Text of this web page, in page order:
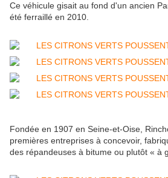
Ce véhicule gisait au fond d'un ancien
été ferraillé en 2010.
Fondée en 1907 en Seine-et-Oise,
premières entreprises à concevoir,
des répandeuses à bitume ou plutôt « à